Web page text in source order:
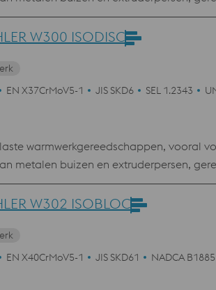
van schroeven, moeren, nieten en
kunststofmatrijzen.
W300 ISODISC
EN X37CrMoV5-1 JIS SKD6 SEL 1.2343
warmwerkgereedschappen, vooral
metalen buizen en extruderpersen,
van schroeven, moeren, nieten en
kunststofmatrijzen.
W302 ISOBLOC
EN X40CrMoV5-1 JIS SKD61 NADCA B1885